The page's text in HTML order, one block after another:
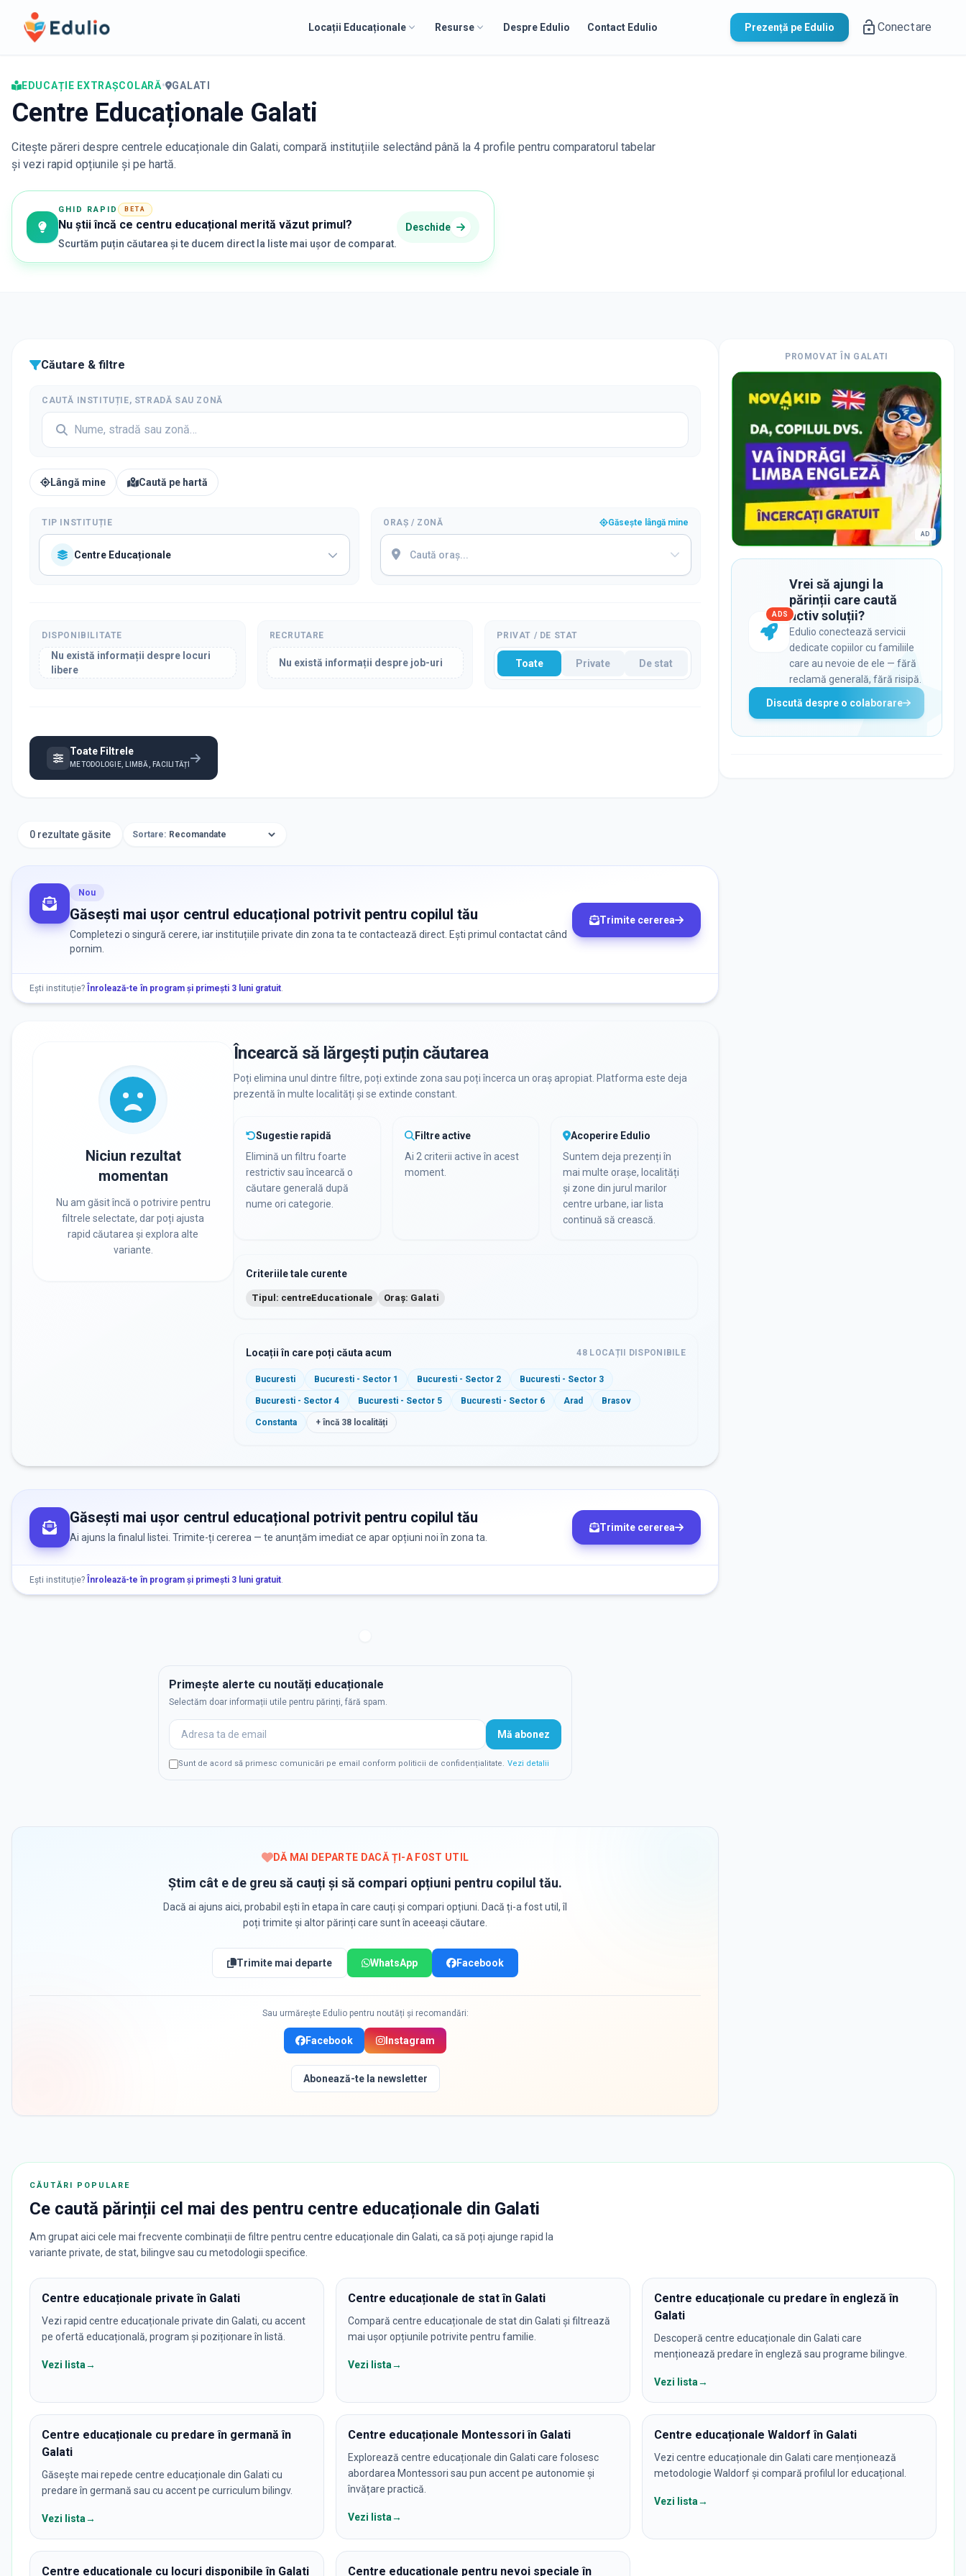
Edulio
Locații Educaționale Resurse Despre Edulio Contact Edulio Prezență pe Edulio Conectare
EDUCAȚIE EXTRAȘCOLARĂ• GALATI
Centre Educaționale Galati
Citește păreri despre centrele educaționale din Galati, compară instituțiile selectând până la 4 profile pentru comparatorul tabelar
și vezi rapid opțiunile și pe hartă.
GHID RAPID BETA
Nu știi încă ce centru educațional merită văzut primul?
Scurtăm puțin căutarea și te ducem direct la liste mai ușor de comparat.
Deschide
Căutare & filtre
CAUTĂ INSTITUȚIE, STRADĂ SAU ZONĂ
Lângă mine Caută pe hartă
TIP INSTITUȚIE
Centre Educaționale
ORAȘ / ZONĂ Găsește lângă mine
DISPONIBILITATE
Nu există informații despre locuri
libere
RECRUTARE
Nu există informații despre job-uri
PRIVAT / DE STAT
Toate Private De stat
Toate Filtrele
METODOLOGIE, LIMBĂ, FACILITĂȚI
0 rezultate găsite Sortare:
Nou
Găsești mai ușor centrul educațional potrivit pentru copilul tău
Completezi o singură cerere, iar instituțiile private din zona ta te contactează direct. Ești primul contactat când
pornim.
Trimite cererea
Ești instituție? Înrolează-te în program și primești 3 luni gratuit.
Niciun rezultat
momentan
Nu am găsit încă o potrivire pentru
filtrele selectate, dar poți ajusta
rapid căutarea și explora alte
variante.
Încearcă să lărgești puțin căutarea
Poți elimina unul dintre filtre, poți extinde zona sau poți încerca un oraș apropiat. Platforma este deja
prezentă în multe localități și se extinde constant.
Sugestie rapidă
Elimină un filtru foarte
restrictiv sau încearcă o
căutare generală după
nume ori categorie.
Filtre active
Ai 2 criterii active în acest
moment.
Acoperire Edulio
Suntem deja prezenți în
mai multe orașe, localități
și zone din jurul marilor
centre urbane, iar lista
continuă să crească.
Criteriile tale curente
Tipul: centreEducationale Oraș: Galati
Locații în care poți căuta acum 48 LOCAȚII DISPONIBILE
Bucuresti Bucuresti - Sector 1 Bucuresti - Sector 2 Bucuresti - Sector 3
Bucuresti - Sector 4 Bucuresti - Sector 5 Bucuresti - Sector 6 Arad Brasov
Constanta + încă 38 localități
Găsești mai ușor centrul educațional potrivit pentru copilul tău
Ai ajuns la finalul listei. Trimite-ți cererea — te anunțăm imediat ce apar opțiuni noi în zona ta.
Trimite cererea
Ești instituție? Înrolează-te în program și primești 3 luni gratuit.
Primește alerte cu noutăți educaționale
Selectăm doar informații utile pentru părinți, fără spam.
Mă abonez
Sunt de acord să primesc comunicări pe email conform politicii de confidențialitate. Vezi detalii
DĂ MAI DEPARTE DACĂ ȚI-A FOST UTIL
Știm cât e de greu să cauți și să compari opțiuni pentru copilul tău.
Dacă ai ajuns aici, probabil ești în etapa în care cauți și compari opțiuni. Dacă ți-a fost util, îl
poți trimite și altor părinți care sunt în aceeași căutare.
Trimite mai departe WhatsApp Facebook
Sau urmărește Edulio pentru noutăți și recomandări:
Facebook Instagram
Abonează-te la newsletter
PROMOVAT ÎN GALATI
AD
ADS
Vrei să ajungi la
părinții care caută
activ soluții?
Edulio conectează servicii
dedicate copiilor cu familiile
care au nevoie de ele — fără
reclamă generală, fără risipă.
Discută despre o colaborare
CĂUTĂRI POPULARE
Ce caută părinții cel mai des pentru centre educaționale din Galati
Am grupat aici cele mai frecvente combinații de filtre pentru centre educaționale din Galati, ca să poți ajunge rapid la
variante private, de stat, bilingve sau cu metodologii specifice.
Centre educaționale private în Galati
Vezi rapid centre educaționale private din Galati, cu accent
pe ofertă educațională, program și poziționare în listă.
Vezi lista→
Centre educaționale de stat în Galati
Compară centre educaționale de stat din Galati și filtrează
mai ușor opțiunile potrivite pentru familie.
Vezi lista→
Centre educaționale cu predare în engleză în
Galati
Descoperă centre educaționale din Galati care
menționează predare în engleză sau programe bilingve.
Vezi lista→
Centre educaționale cu predare în germană în
Galati
Găsește mai repede centre educaționale din Galati cu
predare în germană sau cu accent pe curriculum bilingv.
Vezi lista→
Centre educaționale Montessori în Galati
Explorează centre educaționale din Galati care folosesc
abordarea Montessori sau pun accent pe autonomie și
învățare practică.
Vezi lista→
Centre educaționale Waldorf în Galati
Vezi centre educaționale din Galati care menționează
metodologie Waldorf și compară profilul lor educațional.
Vezi lista→
Centre educaționale cu locuri disponibile în Galati Centre educaționale pentru nevoi speciale în